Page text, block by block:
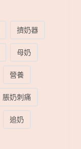
擠奶器
母奶
營養
脹奶刺痛
追奶